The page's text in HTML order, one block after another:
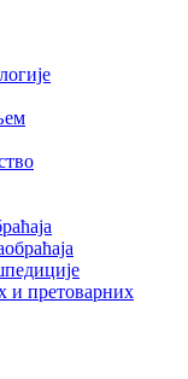
и претоварних